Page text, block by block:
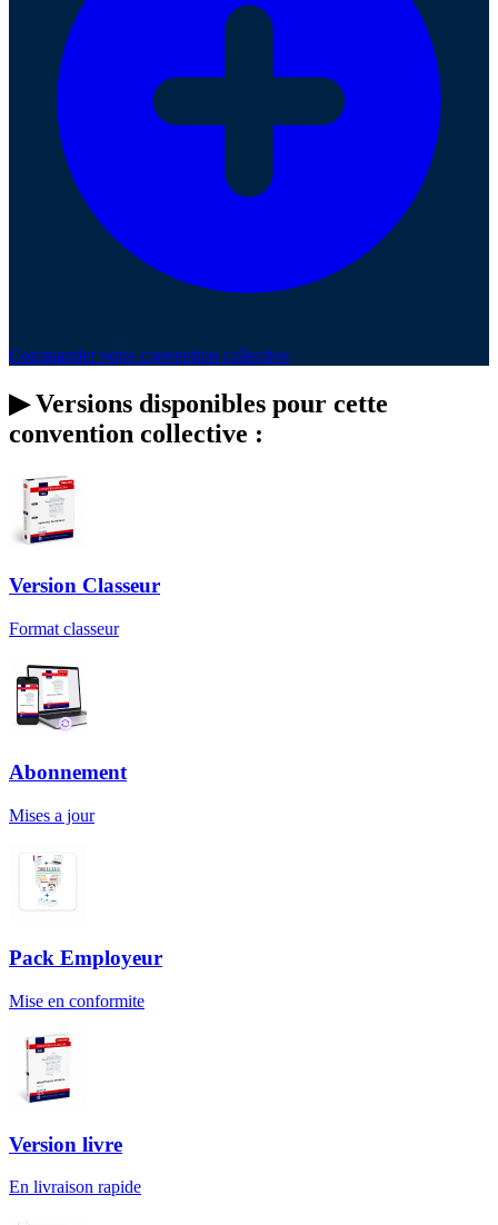
Commander votre convention collective
▶Versions disponibles pour cette
convention collective :
Version Classeur
Format classeur
Abonnement
Mises a jour
Pack Employeur
Mise en conformite
Version livre
En livraison rapide